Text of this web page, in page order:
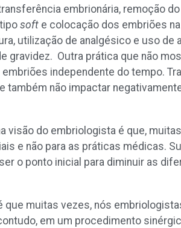
embrionária, remoção
soft e colocação dos embriões
utilização de analgésico e uso de
gravidez. Outra prática que não
independente do tempo.
não impactar
visão do embriologista é que,
e não para as práticas médicas.
o ponto inicial para diminuir as
que muitas vezes, nós
em um procedimento